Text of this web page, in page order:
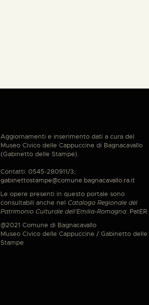
Aggiornamenti e inserimento dati a cura del
Museo Civico delle Cappuccine di Bagnacavallo
(Gabinetto delle Stampe).
Contatti: 0545-280911/3;
gabinettostampe@comune.bagnacavallo.ra.it
Le opere presenti in questo portale sono
consultabili anche nel Catalogo Regionale del
Patrimonio Culturale dell'Emilia-Romagna: PatER.
@2021 Comune di Bagnacavallo
Museo Civico delle Cappuccine / Gabinetto delle
Stampe